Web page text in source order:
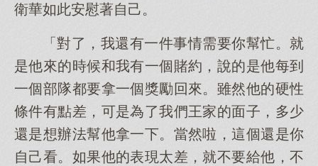
衛華如此安慰著自己。
「對了，我還有一件事情需要你幫忙。就
是他來的時候和我有一個賭約，說的是他每到
一個部隊都要拿一個獎勵回來。雖然他的硬性
條件有點差，可是為了我們王家的面子，多少
還是想辦法幫他拿一下。當然啦，這個還是你
自己看。如果他的表現太差，就不要給他，不